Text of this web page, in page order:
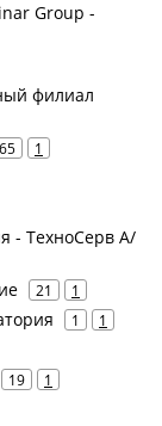
Group -
филиал
65 1
- ТехноСерв А/
21 1
1 1
19 1